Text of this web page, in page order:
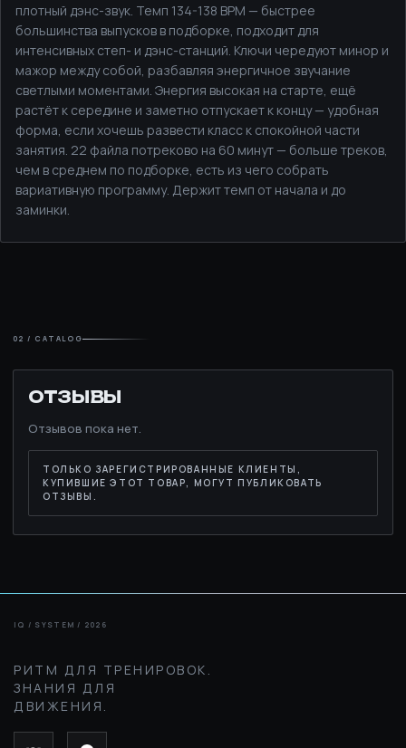
плотный дэнс-звук. Темп 134-138 BPM — быстрее
большинства выпусков в подборке, подходит для
интенсивных степ- и дэнс-станций. Ключи чередуют минор и
мажор между собой, разбавляя энергичное звучание
светлыми моментами. Энергия высокая на старте, ещё
растёт к середине и заметно отпускает к концу — удобная
форма, если хочешь развести класс к спокойной части
занятия. 22 файла потреково на 60 минут — больше треков,
чем в среднем по подборке, есть из чего собрать
вариативную программу. Держит темп от начала и до
заминки.
02 / CATALOG
ОТЗЫВЫ
Отзывов пока нет.
ТОЛЬКО ЗАРЕГИСТРИРОВАННЫЕ КЛИЕНТЫ,
КУПИВШИЕ ЭТОТ ТОВАР, МОГУТ ПУБЛИКОВАТЬ
ОТЗЫВЫ.
РИТМ ДЛЯ ТРЕНИРОВОК.
ЗНАНИЯ ДЛЯ
ДВИЖЕНИЯ.